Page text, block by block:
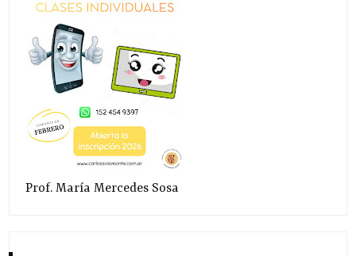
Prof. María Mercedes Sosa